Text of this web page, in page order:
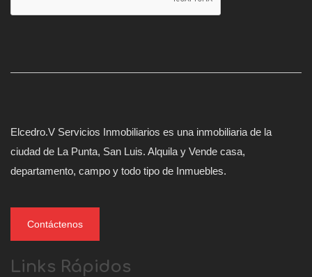
Elcedro.V Servicios Inmobiliarios es una inmobiliaria de la
ciudad de La Punta, San Luis. Alquila y Vende casa,
departamento, campo y todo tipo de Inmuebles.
Contáctenos
Links Rápidos